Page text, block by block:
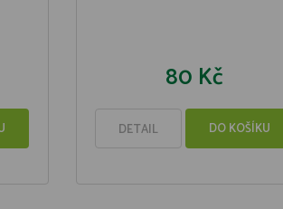
80 Kč
DETAIL DO KOŠÍKU